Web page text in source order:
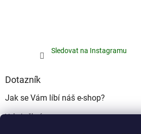
Sledovat na Instagramu
Dotazník
Jak se Vám líbí náš e-shop?
Velmi pěkný